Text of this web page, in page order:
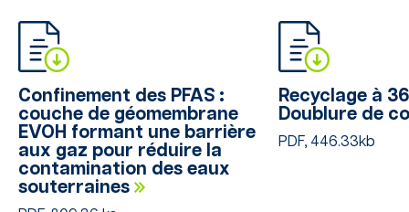
Confinement des PFAS :
couche de géomembrane
EVOH formant une barrière
aux gaz pour réduire la
contamination des eaux
souterraines
Recyclage à
Doublure de
PDF, 446.33kb